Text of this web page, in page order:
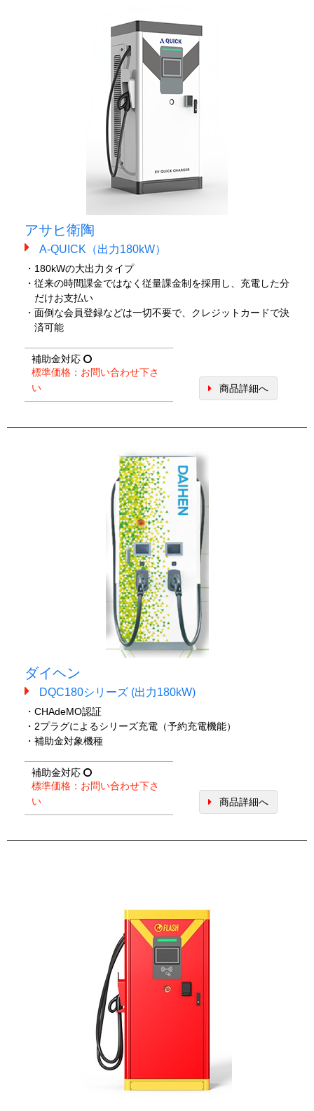
アサヒ衛陶
A-QUICK（出力180kW）
・180kWの大出力タイプ
・従来の時間課金ではなく従量課金制を採用し、充電した分
だけお支払い
・面倒な会員登録などは一切不要で、クレジットカードで決
済可能
補助金対応
標準価格：お問い合わせ下さ
い
商品詳細へ
ダイヘン
DQC180シリーズ (出力180kW)
・CHAdeMO認証
・2プラグによるシリーズ充電（予約充電機能）
・補助金対象機種
補助金対応
標準価格：お問い合わせ下さ
い
商品詳細へ